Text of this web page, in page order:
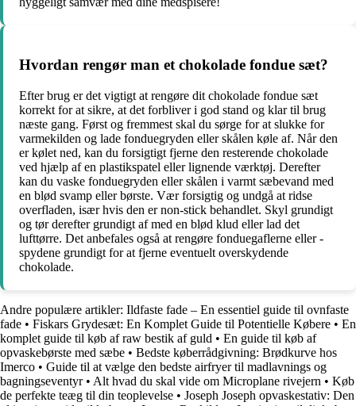
Hvordan rengør man et chokolade fondue sæt?
Efter brug er det vigtigt at rengøre dit chokolade fondue sæt
korrekt for at sikre, at det forbliver i god stand og klar til brug
næste gang. Først og fremmest skal du sørge for at slukke for
varmekilden og lade fonduegryden eller skålen køle af. Når den
er kølet ned, kan du forsigtigt fjerne den resterende chokolade
ved hjælp af en plastikspatel eller lignende værktøj. Derefter
kan du vaske fonduegryden eller skålen i varmt sæbevand med
en blød svamp eller børste. Vær forsigtig og undgå at ridse
overfladen, især hvis den er non-stick behandlet. Skyl grundigt
og tør derefter grundigt af med en blød klud eller lad det
lufttørre. Det anbefales også at rengøre fonduegaflerne eller -
spydene grundigt for at fjerne eventuelt overskydende
chokolade.
Andre populære artikler: Ildfaste fade – En essentiel guide til ovnfaste
fade • Fiskars Grydesæt: En Komplet Guide til Potentielle Købere • En
komplet guide til køb af raw bestik af guld • En guide til køb af
opvaskebørste med sæbe • Bedste køberrådgivning: Brødkurve hos
Imerco • Guide til at vælge den bedste airfryer til madlavnings og
bagningseventyr• Alt hvad du skal vide om Microplane rivejern • Køb
de perfekte teæg til din teoplevelse • Joseph Joseph opvaskestativ: Den